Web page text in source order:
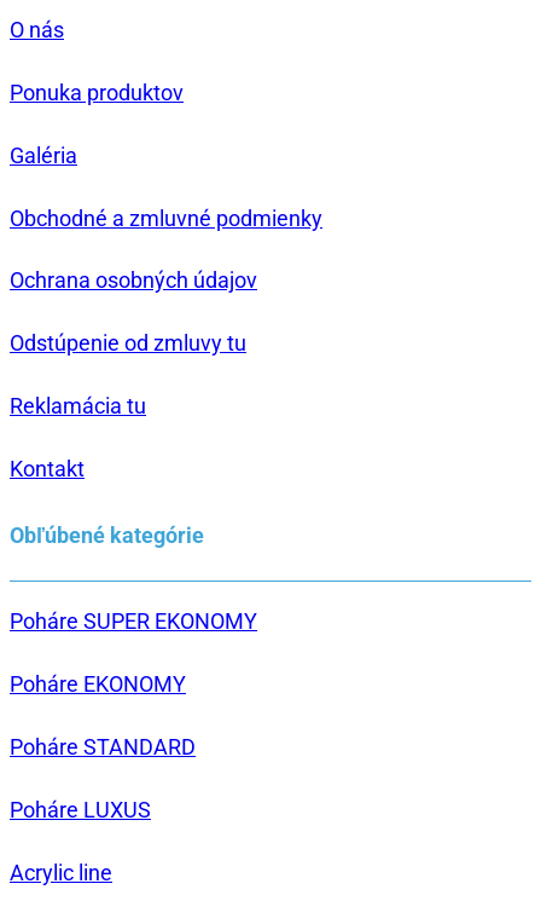
O nás
Ponuka produktov
Galéria
Obchodné a zmluvné podmienky
Ochrana osobných údajov
Odstúpenie od zmluvy tu
Reklamácia tu
Kontakt
Obľúbené kategórie
Poháre SUPER EKONOMY
Poháre EKONOMY
Poháre STANDARD
Poháre LUXUS
Acrylic line